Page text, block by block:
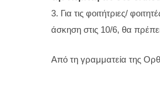
3. Για τις φοιτήτριες/
άσκηση στις 10/6, θα
Από τη γραμματεία της